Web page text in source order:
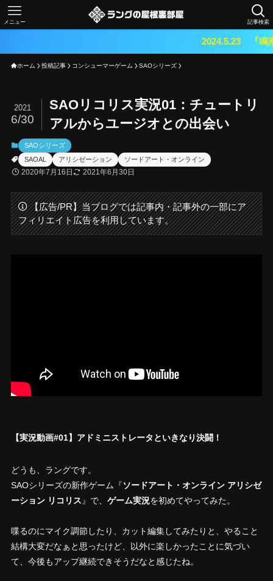
記事検索
メニュー
2024.5.23 『鳴潮（メイチョウ）
ホーム 投稿記事 コンシューマーゲーム SAOシリーズ
SAOリコリス実況01：チュートリ
アルからユージオとの出会い
2021
6/30
SAOシリーズ
SAOAL
アリシゼーション ソードアート・オンライン
2020年7月16日 2021年6月30日
【広告/PR】当ブログでは記事内・記事外の一部にア
フィリエイト広告を利用しています。
【実況動画#01】アドミニストレータといきなり決闘！
どうも、ラングです。
SAOシリーズの新作ゲーム『ソードアート・オンライン アリシゼ
ーション リコリス 』で、 ゲーム実況を初めてやってみた。
喋るのにマイク調節したり、カット編集してみたりと、やること
結構大変だなぁと思ったけど、以外に楽しかったことに気づい
て、今後もアップ継続できそうだなと感じたね。